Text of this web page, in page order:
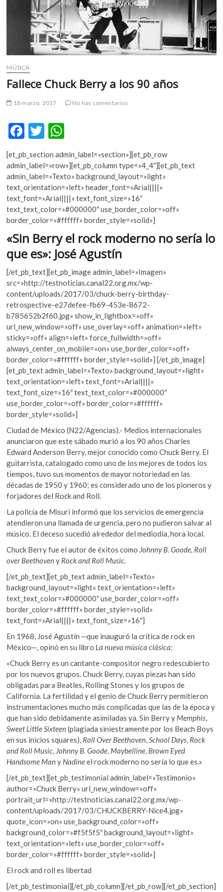
m
v
o
l
g
MÚSICA
Fallece Chuck Berry a los 90 años
18 marzo, 2017 No hay comentarios
F
e
b
o
o
k
T
w
itt
er
h
at
s
A
p
p
[et_pb_section admin_label=»section»][et_pb_row
admin_label=»row»][et_pb_column type=»4_4″][et_pb_text
admin_label=»Texto» background_layout=»light»
text_orientation=»left» header_font=»Arial||||»
text_font=»Arial||||» text_font_size=»16″
text_text_color=»#000000″ use_border_color=»off»
border_color=»#ffffff» border_style=»solid»]
«Sin Berry el rock moderno no sería lo
que es»: José Agustín
[/et_pb_text][et_pb_image admin_label=»Imagen»
src=»http://testnoticias.canal22.org.mx/wp-
content/uploads/2017/03/chuck-berry-birthday-
retrospective-e27defee-fb69-453e-8672-
b785652b2f60.jpg» show_in_lightbox=»off»
url_new_window=»off» use_overlay=»off» animation=»left»
sticky=»off» align=»left» force_fullwidth=»off»
always_center_on_mobile=»on» use_border_color=»off»
border_color=»#ffffff» border_style=»solid»] [/et_pb_image]
[et_pb_text admin_label=»Texto» background_layout=»light»
text_orientation=»left» text_font=»Arial||||»
text_font_size=»16″ text_text_color=»#000000″
use_border_color=»off» border_color=»#ffffff»
border_style=»solid»]
Ciudad de México (N22/Agencias).- Medios internacionales
anunciaron que este sábado murió a los 90 años Charles
Edward Anderson Berry, mejor conocido como Chuck Berry. El
guitarrista, catalogado como uno de los mejores de todos los
tiempos, tuvo sus momentos de mayor notoriedad en las
décadas de 1950 y 1960; es considerado uno de los pioneros y
forjadores del Rock and Roll.
La policía de Misuri informó que los servicios de emergencia
atendieron una llamada de urgencia, pero no pudieron salvar al
músico. El deceso sucedió alrededor del mediodía, hora local.
Chuck Berry fue el autor de éxitos como Johnny B. Goode, Roll
over Beethoveny Rock and Roll Music.
[/et_pb_text][et_pb_text admin_label=»Texto»
background_layout=»light» text_orientation=»left»
text_text_color=»#000000″ use_border_color=»off»
border_color=»#ffffff» border_style=»solid»
text_font=»Arial||||» text_font_size=»16″]
En 1968, José Agustín─que inauguró la crítica de rock en
México─, opinó en su libro La nueva música clásica:
«Chuck Berry es un cantante-compositor negro redescubierto
por los nuevos grupos. Chuck Berry, cuyas piezas han sido
obligadas para Beatles, Rolling Stones y los grupos de
California. La fertilidad y el genio de Chuck Berry permitieron
instrumentaciones mucho más complicadas que las de la época y
que han sido debidamente asimiladas ya. Sin Berry y Memphis,
Sweet Little Sixteen(plagiada siniestramente por los Beach Boys
en sus inicios squares), Roll Over Beethoven,School Days, Rock
and Roll Music, Johnny B. Goode, Maybelline, Brown Eyed
Handsome Many Nadineel rock moderno no sería lo que es.»
[/et_pb_text][et_pb_testimonial admin_label=»Testimonio»
author=»Chuck Berry» url_new_window=»off»
portrait_url=»http://testnoticias.canal22.org.mx/wp-
content/uploads/2017/03/CHUCKBERRY-Nice4.jpg»
quote_icon=»on» use_background_color=»off»
background_color=»#f5f5f5″ background_layout=»light»
text_orientation=»left» use_border_color=»off»
border_color=»#ffffff» border_style=»solid»]
El rock and roll es libertad
[/et_pb_testimonial][/et_pb_column][/et_pb_row][/et_pb_section]